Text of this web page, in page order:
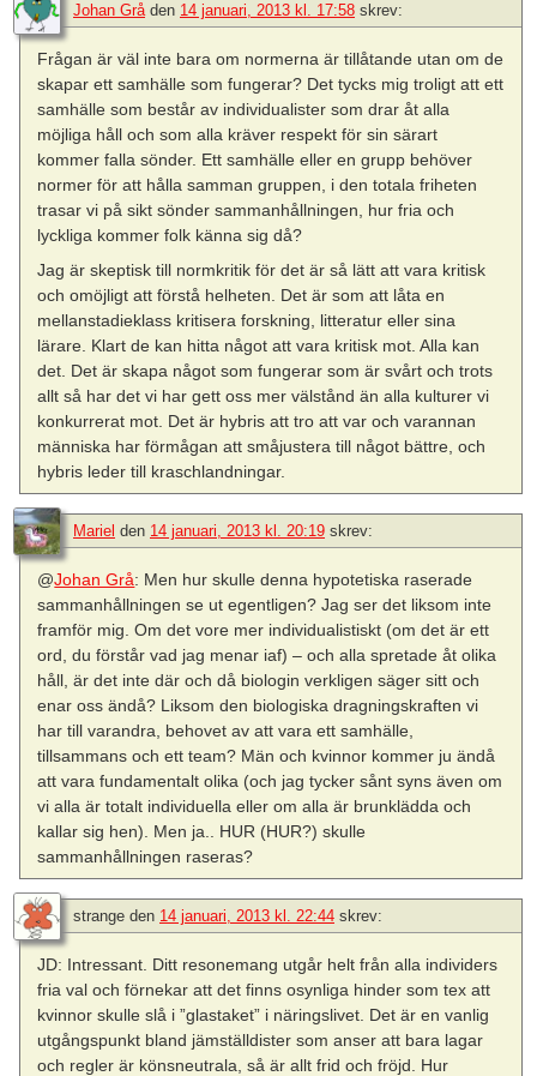
Johan Gråden 14 januari, 2013 kl. 17:58 skrev:
Frågan är väl inte bara om normerna är tillåtande utan om de
skapar ett samhälle som fungerar? Det tycks mig troligt att ett
samhälle som består av individualister som drar åt alla
möjliga håll och som alla kräver respekt för sin särart
kommer falla sönder. Ett samhälle eller en grupp behöver
normer för att hålla samman gruppen, i den totala friheten
trasar vi på sikt sönder sammanhållningen, hur fria och
lyckliga kommer folk känna sig då?
Jag är skeptisk till normkritik för det är så lätt att vara kritisk
och omöjligt att förstå helheten. Det är som att låta en
mellanstadieklass kritisera forskning, litteratur eller sina
lärare. Klart de kan hitta något att vara kritisk mot. Alla kan
det. Det är skapa något som fungerar som är svårt och trots
allt så har det vi har gett oss mer välstånd än alla kulturer vi
konkurrerat mot. Det är hybris att tro att var och varannan
människa har förmågan att småjustera till något bättre, och
hybris leder till kraschlandningar.
Mariel den 14 januari, 2013 kl. 20:19 skrev:
@Johan Grå: Men hur skulle denna hypotetiska raserade
sammanhållningen se ut egentligen? Jag ser det liksom inte
framför mig. Om det vore mer individualistiskt (om det är ett
ord, du förstår vad jag menar iaf) – och alla spretade åt olika
håll, är det inte där och då biologin verkligen säger sitt och
enar oss ändå? Liksom den biologiska dragningskraften vi
har till varandra, behovet av att vara ett samhälle,
tillsammans och ett team? Män och kvinnor kommer ju ändå
att vara fundamentalt olika (och jag tycker sånt syns även om
vi alla är totalt individuella eller om alla är brunklädda och
kallar sig hen). Men ja.. HUR (HUR?) skulle
sammanhållningen raseras?
strange den 14 januari, 2013 kl. 22:44 skrev:
JD: Intressant. Ditt resonemang utgår helt från alla individers
fria val och förnekar att det finns osynliga hinder som tex att
kvinnor skulle slå i ”glastaket” i näringslivet. Det är en vanlig
utgångspunkt bland jämställdister som anser att bara lagar
och regler är könsneutrala, så är allt frid och fröjd. Hur